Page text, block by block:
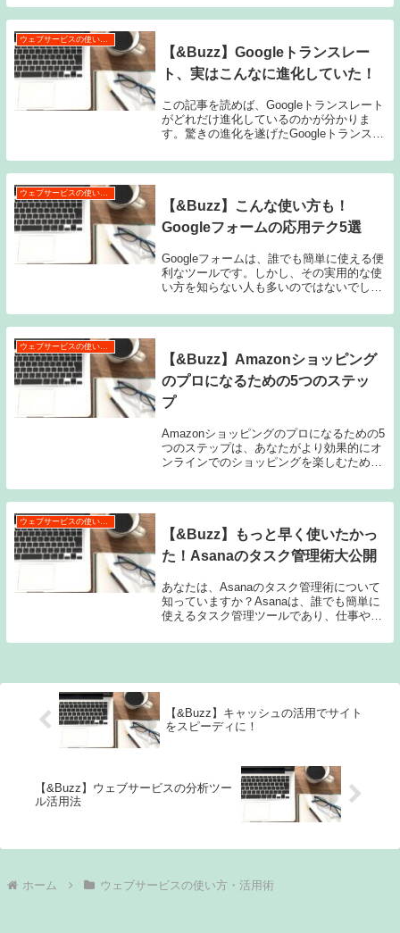
るのでしょうか？基本機能から驚きの活用
方法まで、分かりやすく解説していきま...
ウェブサービスの使い方・活用術
【&Buzz】Googleトランスレー
ト、実はこんなに進化していた！
この記事を読めば、Googleトランスレート
がどれだけ進化しているのかが分かりま
す。驚きの進化を遂げたGoogleトランスレ
ます。Googleトランスレートは、以前とは
全く異なる機能を備えています。さま...
ウェブサービスの使い方・活用術
【&Buzz】こんな使い方も！
Googleフォームの応用テク5選
Googleフォームは、誰でも簡単に使える便
利なツールです。しかし、その実用的な使
い方を知らない人も多いのではないでしょ
Googleフォームの応用テクニックを紹介し
ます。アンケート集計のコツやイベント
ウェブサービスの使い方・活用術
【&Buzz】Amazonショッピング
のプロになるための5つのステッ
プ
Amazonショッピングのプロになるための5
つのステップは、あなたがより効果的にオ
ンラインでのショッピングを楽しむための
Amazonの基本の理解から始め、購入前の
商品リサーチの方法、クーポンとセールの
ウェブサービスの使い方・活用術
【&Buzz】もっと早く使いたかっ
た！Asanaのタスク管理術大公開
あなたは、Asanaのタスク管理術について
知っていますか？Asanaは、誰でも簡単に
使えるタスク管理ツールであり、仕事やプ
事では、Asanaの特徴や使い方、便利な機
【&Buzz】キャッシュの活用でサイト
をスピーディに！
【&Buzz】ウェブサービスの分析ツー
ル活用法
ホーム ウェブサービスの使い方・活用術